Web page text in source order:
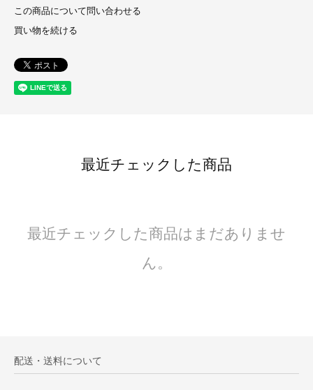
この商品について問い合わせる
買い物を続ける
最近チェックした商品
最近チェックした商品はまだありませ
ん。
配送・送料について